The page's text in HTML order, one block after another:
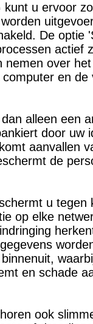
kunt u ervoor
De optie
actief
nemen over het
en de
alleen een
door uw
aanvallen
de
u tegen
op elke
en schade
ook